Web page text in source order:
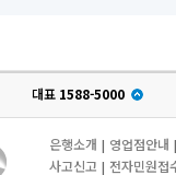
대표 1588-5000
은행소개 | 영업점안내 |
사고신고 | 전자민원접